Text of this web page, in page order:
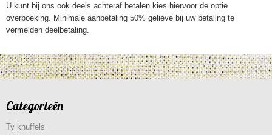
U kunt bij ons ook deels achteraf betalen kies hiervoor de optie
overboeking. Minimale aanbetaling 50% gelieve bij uw betaling te
vermelden deelbetaling.
Categorieën
Ty knuffels